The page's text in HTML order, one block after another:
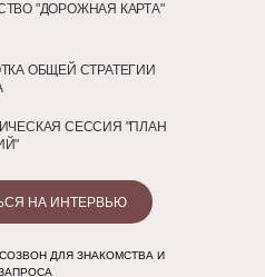
ДЛЯ ЗНАКОМСТВА И
НА ИНТЕРВЬЮ
"ДОРОЖНАЯ КАРТА"
ОБЩЕЙ СТРАТЕГИИ
СЕССИЯ "ПЛАН